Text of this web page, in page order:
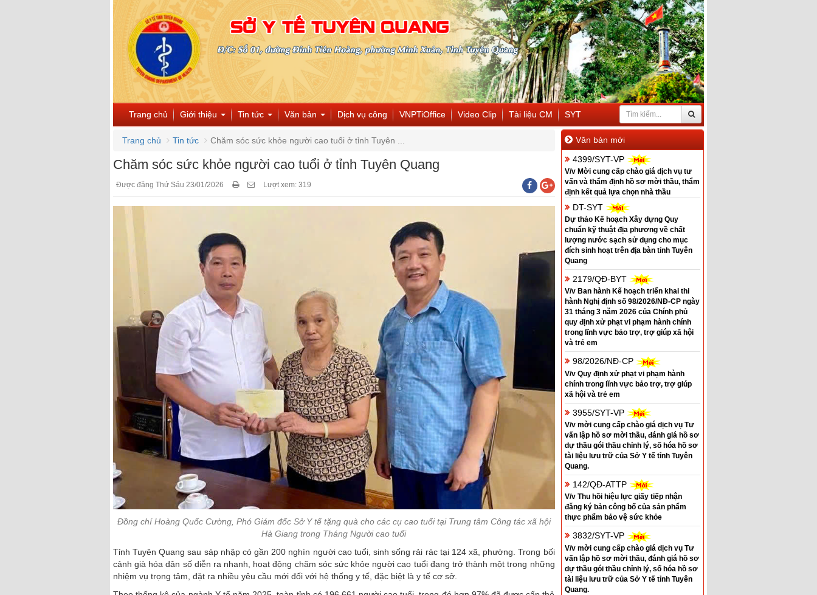
Trang chủ Giới thiệu Tin tức Văn bản Dịch vụ công VNPTiOffice Video Clip Tài liệu CM SYT
Trang chủ Tin tức Chăm sóc sức khỏe người cao tuổi ở tỉnh Tuyên ...
Chăm sóc sức khỏe người cao tuổi ở tỉnh Tuyên Quang
Được đăng Thứ Sáu 23/01/2026 Lượt xem: 319
Đồng chí Hoàng Quốc Cường, Phó Giám đốc Sở Y tế tặng quà cho các cụ cao tuổi tại Trung tâm Công tác xã hội
Hà Giang trong Tháng Người cao tuổi
Tỉnh Tuyên Quang sau sáp nhập có gần 200 nghìn người cao tuổi, sinh sống rải rác tại 124 xã, phường. Trong bối
cảnh già hóa dân số diễn ra nhanh, hoạt động chăm sóc sức khỏe người cao tuổi đang trở thành một trong những
nhiệm vụ trọng tâm, đặt ra nhiều yêu cầu mới đối với hệ thống y tế, đặc biệt là y tế cơ sở.
Văn bản mới
4399/SYT-VP
V/v Mời cung cấp chào giá dịch vụ tư
vấn và thẩm định hồ sơ mời thầu, thẩm
định kết quả lựa chọn nhà thầu
DT-SYT
Dự thảo Kế hoạch Xây dựng Quy
chuẩn kỹ thuật địa phương về chất
lượng nước sạch sử dụng cho mục
đích sinh hoạt trên địa bàn tỉnh Tuyên
Quang
2179/QĐ-BYT
V/v Ban hành Kế hoạch triển khai thi
hành Nghị định số 98/2026/NĐ-CP ngày
31 tháng 3 năm 2026 của Chính phủ
quy định xử phạt vi phạm hành chính
trong lĩnh vực bảo trợ, trợ giúp xã hội
và trẻ em
98/2026/NĐ-CP
V/v Quy định xử phạt vi phạm hành
chính trong lĩnh vực bảo trợ, trợ giúp
xã hội và trẻ em
3955/SYT-VP
V/v mời cung cấp chào giá dịch vụ Tư
vấn lập hồ sơ mời thầu, đánh giá hồ sơ
dự thầu gói thầu chỉnh lý, số hóa hồ sơ
tài liệu lưu trữ của Sở Y tế tỉnh Tuyên
Quang.
142/QĐ-ATTP
V/v Thu hồi hiệu lực giấy tiếp nhận
đăng ký bản công bố của sản phẩm
thực phẩm bảo vệ sức khỏe
3832/SYT-VP
V/v mời cung cấp chào giá dịch vụ Tư
vấn lập hồ sơ mời thầu, đánh giá hồ sơ
dự thầu gói thầu chỉnh lý, số hóa hồ sơ
tài liệu lưu trữ của Sở Y tế tỉnh Tuyên
Quang.